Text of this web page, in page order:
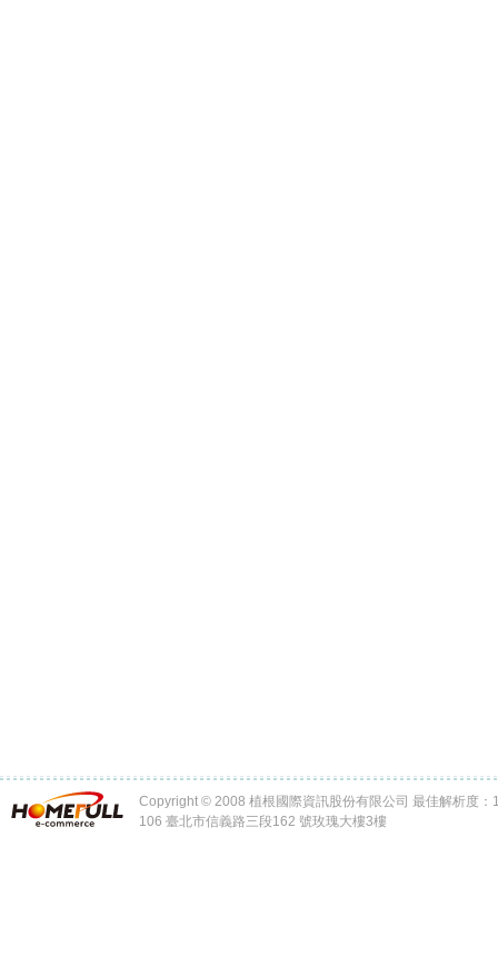
Copyright © 2008 植根國際資訊股份有限公司 最佳解析度：
106 臺北市信義路三段162 號玫瑰大樓3樓